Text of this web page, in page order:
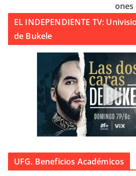
ones
EL INDEPENDIENTE TV:
de Bukele
UFG. Beneficios Académicos